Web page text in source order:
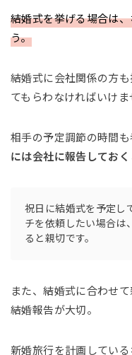
結婚式を挙げる場合は
う。
結婚式に会社関係の方
てもらわなければいけま
相手の予定調節の時間
には会社に報告しておく
祝日に結婚式を予定し
チを依頼したい場合は
ると親切です。
また、結婚式に合わせ
結婚報告が大切。
新婚旅行を計画してい